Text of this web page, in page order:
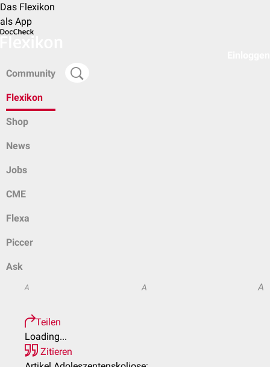
Das Flexikon
als App
Community
Flexikon
Shop
News
Jobs
CME
Flexa
Piccer
Ask
A A A
Teilen
Loading...
Zitieren